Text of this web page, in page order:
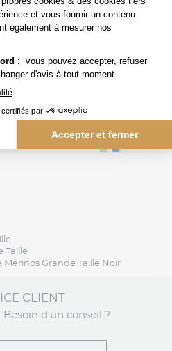
125,00 € tommy hilfiger
Taille
Grande Taille Noir
CLIENT
d'un conseil ?